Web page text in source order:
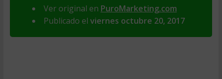
Ver original en PuroMarketing.com
Publicado el viernes octubre 20, 2017